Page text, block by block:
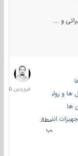
و ...
و رولورها
انفرادی
مطال
ب
17
فروردین
1405